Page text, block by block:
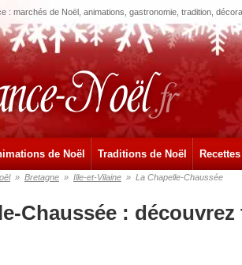
: marchés de Noël, animations, gastronomie, tradition,
de Noël Traditions de Noël
» Bretagne » Ille-et-Vilaine » La Chapelle-Chaussée
Chaussée :